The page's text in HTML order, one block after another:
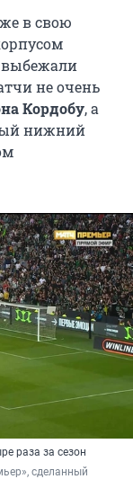
в свою
выбежали
не очень
Кордобу, а
нижний
раза за сезон
сделанный